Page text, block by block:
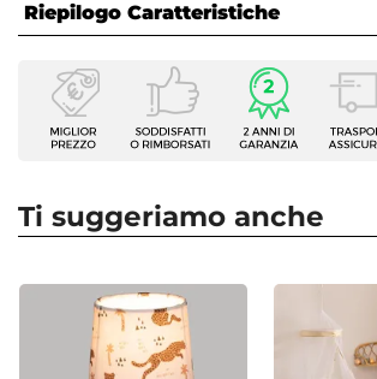
Riepilogo Caratteristiche
Caratteristiche
Tipologia
Giocattoli
Dimensioni
Altezza
23 cm
Per Ambienti
Ti suggeriamo anche